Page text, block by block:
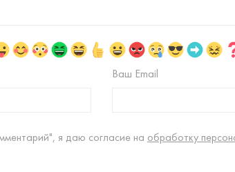
Ваш Email
я даю согласие на обработку